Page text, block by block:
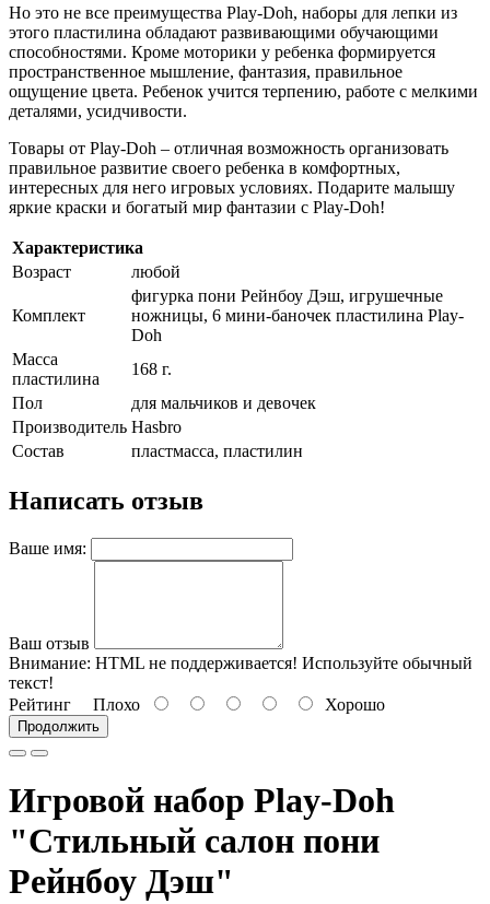
Но это не все преимущества Play-Doh, наборы для лепки из
этого пластилина обладают развивающими обучающими
способностями. Кроме моторики у ребенка формируется
пространственное мышление, фантазия, правильное
ощущение цвета. Ребенок учится терпению, работе с мелкими
деталями, усидчивости.
Товары от Play-Doh – отличная возможность организовать
правильное развитие своего ребенка в комфортных,
интересных для него игровых условиях. Подарите малышу
яркие краски и богатый мир фантазии с Play-Doh!
Характеристика
Возраст
любой
Комплект
фигурка пони Рейнбоу Дэш, игрушечные
ножницы, 6 мини-баночек пластилина Play-
Doh
Масса
пластилина
168 г.
Пол
для мальчиков и девочек
Производитель Hasbro
Состав
пластмасса, пластилин
Написать отзыв
Ваше имя:
Ваш отзыв
Внимание: HTML не поддерживается! Используйте обычный
текст!
Рейтинг Плохо Хорошо
Продолжить
Игровой набор Play-Doh
"Стильный салон пони
Рейнбоу Дэш"